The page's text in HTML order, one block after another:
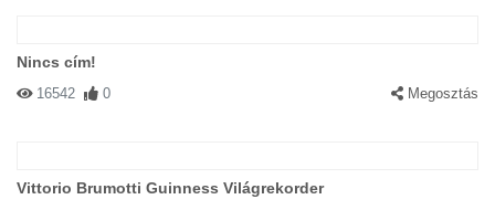
Nincs cím!
16542 0 Megosztás
Vittorio Brumotti Guinness Világrekorder